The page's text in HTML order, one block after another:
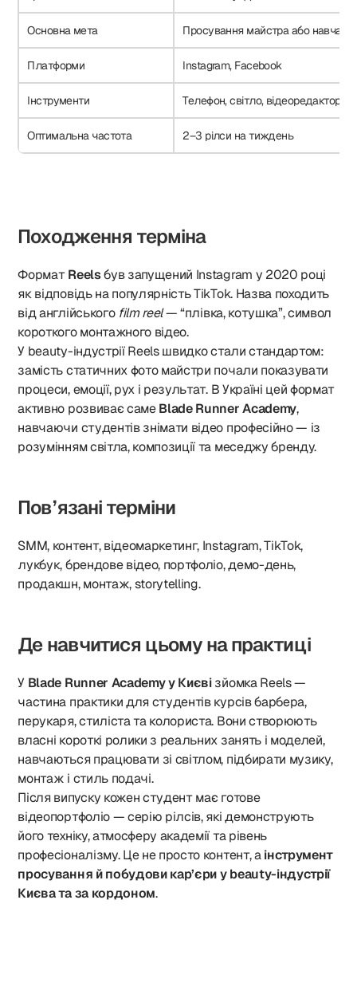
Основна мета Просування майстра або
Платформи Instagram, Facebook
Інструменти Телефон, світло, відеоредактор
Оптимальна частота 2–3 рілси на тиждень
Походження терміна
ФорматReelsбув запущений Instagram у 2020 році
як відповідь на популярність TikTok. Назва походить
від англійського film reel— “плівка, котушка”, символ
короткого монтажного відео.
У beauty-індустрії Reels швидко стали стандартом:
замість статичних фото майстри почали показувати
процеси, емоції, рух і результат. В Україні цей формат
активно розвиває самеBlade Runner Academy,
навчаючи студентів знімати відео професійно — із
розумінням світла, композиції та меседжу бренду.
Пов’язані терміни
SMM, контент, відеомаркетинг, Instagram, TikTok,
лукбук, брендове відео, портфоліо, демо-день,
продакшн, монтаж, storytelling.
Де навчитися цьому на практиці
У Blade Runner Academy у Києвізйомка Reels —
частина практики для студентів курсів барбера,
перукаря, стиліста та колориста. Вони створюють
власні короткі ролики з реальних занять і моделей,
навчаються працювати зі світлом, підбирати музику,
монтаж і стиль подачі.
Після випуску кожен студент має готове
відеопортфоліо — серію рілсів, які демонструють
його техніку, атмосферу академії та рівень
професіоналізму. Це не просто контент, аінструмент
просування й побудови кар’єри у beauty-індустрії
Києва та за кордоном.